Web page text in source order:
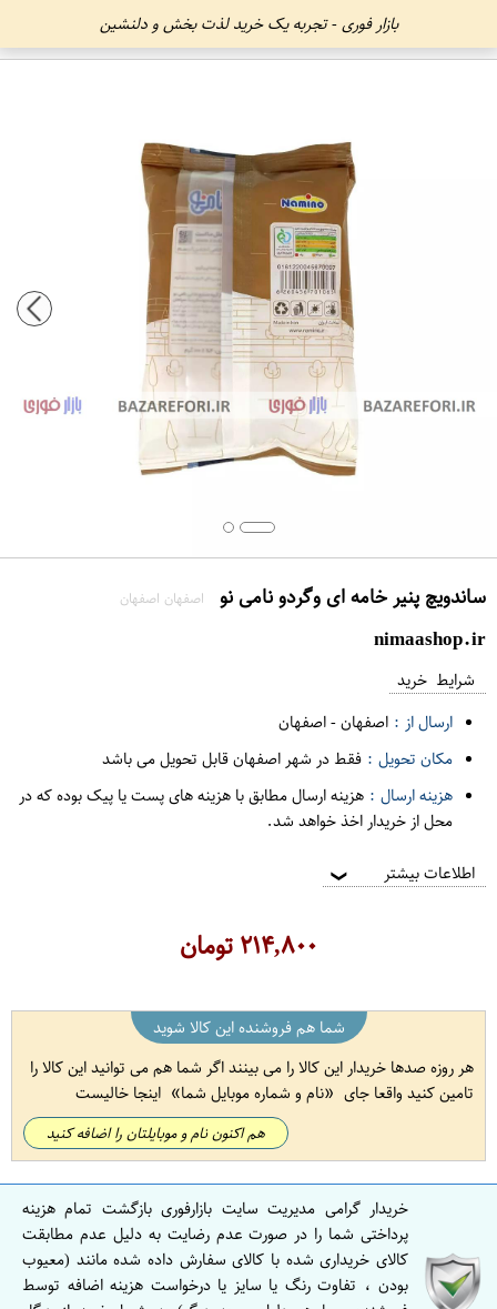
بازار فوری - تجربه یک خرید لذت بخش و دلنشین
ساندویچ پنیر خامه ای وگردو نامی نو اصفهان اصفهان
nimaashop.ir
شرایط خرید
ارسال از : اصفهان-اصفهان
مکان تحویل : فقط در شهر اصفهان قابل تحویل می باشد
هزینه ارسال : هزینه ارسال مطابق با هزینه های پست یا پیک بوده که در
محل از خریدار اخذ خواهد شد.
اطلاعات بیشتر ❯
۲۱۴,۸۰۰تومان
شما هم فروشنده این کالا شوید
هر روزه صدها خریدار این کالا را می بینند اگر شما هم می توانید این کالا را
تامین کنید واقعا جای
نام و شماره موبایل شما اینجا خالیست
هم اکنون نام و موبایلتان را اضافه کنید
خریدار گرامی مدیریت سایت بازارفوری بازگشت تمام هزینه
پرداختی شما را در صورت عدم رضایت به دلیل عدم مطابقت
کالای خریداری شده با کالای سفارش داده شده مانند (معیوب
بودن ، تفاوت رنگ یا سایز یا درخواست هزینه اضافه توسط